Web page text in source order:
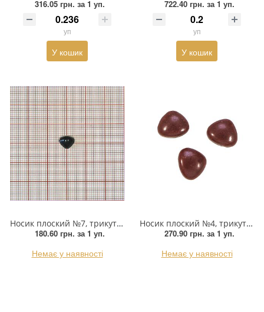
316.05 грн. за 1 уп.
уп
У кошик
722.40 грн. за 1 уп.
уп
У кошик
Носик плоский №7, трикутний 7*7мм чорний, 1тис.шт
180.60 грн. за 1 уп.
Немає у наявності
Носик плоский №4, трикутний 11*10мм світло-коричневий, 1тис.шт
270.90 грн. за 1 уп.
Немає у наявності